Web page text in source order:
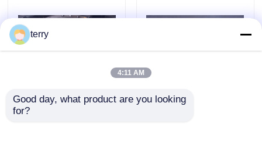
समाचार
Liugong स्पेयर पार्ट्स
सिनोट्रक ट्रक ब्रेक ड्रम,
terry
4:11 AM
Good day, what product are you looking
for?